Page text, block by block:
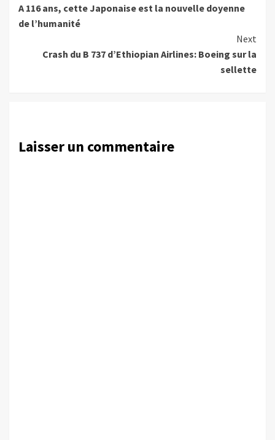
Reading
A 116 ans, cette Japonaise est la nouvelle doyenne
de l’humanité
Next
Crash du B 737 d’Ethiopian Airlines: Boeing sur la
sellette
Laisser un commentaire